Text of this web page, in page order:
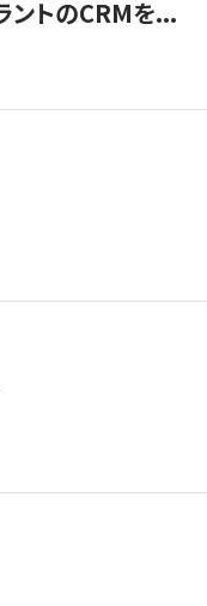
ントのCRMを...